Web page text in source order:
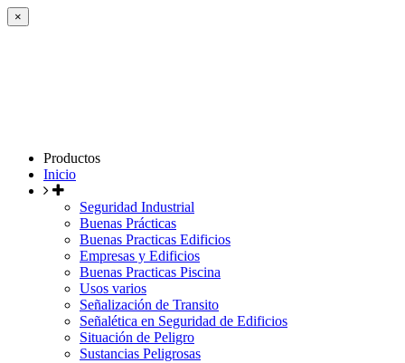
×
Productos
Inicio
Seguridad Industrial
Buenas Prácticas
Buenas Practicas Edificios
Empresas y Edificios
Buenas Practicas Piscina
Usos varios
Señalización de Transito
Señalética en Seguridad de Edificios
Situación de Peligro
Sustancias Peligrosas